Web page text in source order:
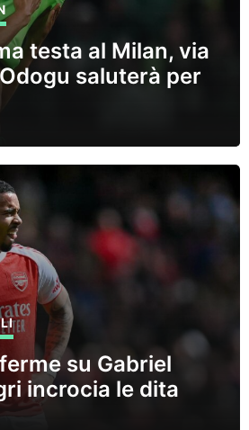
testa al Milan, via
saluterà per
su Gabriel
incrocia le dita